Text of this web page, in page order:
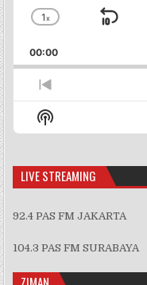
Change
Rate
1x
Skip
00:00
Previous
Episode
Show
Podcast
LIVE STREAMING
92.4 PAS FM JAKARTA
104.3 PAS FM SURABAYA